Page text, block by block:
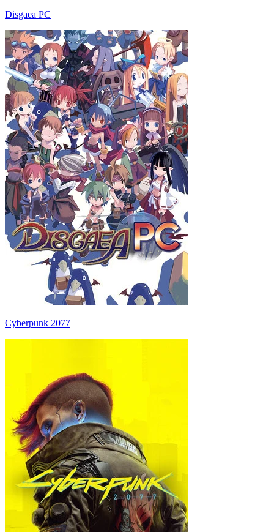
Disgaea PC
Cyberpunk 2077